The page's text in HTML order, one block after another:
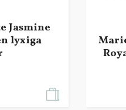
Jasmine
lyxiga